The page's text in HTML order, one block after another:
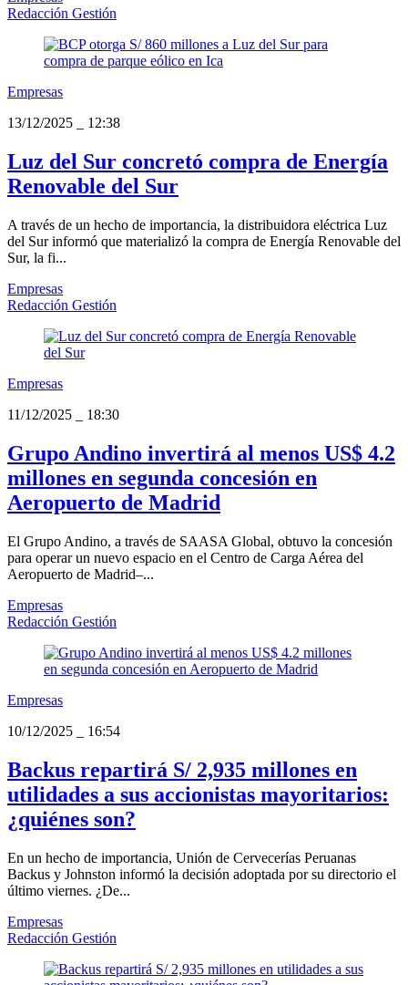
Redacción Gestión
Empresas
13/12/2025
12:38
Luz del Sur concretó compra de Energía
Renovable del Sur
A través de un hecho de importancia, la distribuidora eléctrica Luz
del Sur informó que materializó la compra de Energía Renovable del
Sur, la fi...
Empresas
Redacción Gestión
Empresas
11/12/2025
18:30
Grupo Andino invertirá al menos US$ 4.2
millones en segunda concesión en
Aeropuerto de Madrid
El Grupo Andino, a través de SAASA Global, obtuvo la concesión
para operar un nuevo espacio en el Centro de Carga Aérea del
Aeropuerto de Madrid–...
Empresas
Redacción Gestión
Empresas
10/12/2025
16:54
Backus repartirá S/ 2,935 millones en
utilidades a sus accionistas mayoritarios:
¿quiénes son?
En un hecho de importancia, Unión de Cervecerías Peruanas
Backus y Johnston informó la decisión adoptada por su directorio el
último viernes. ¿De...
Empresas
Redacción Gestión